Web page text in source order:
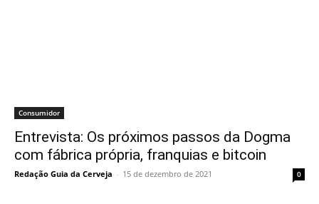
Consumidor
Entrevista: Os próximos passos da Dogma
com fábrica própria, franquias e bitcoin
Redação Guia da Cerveja - 15 de dezembro de 2021 0